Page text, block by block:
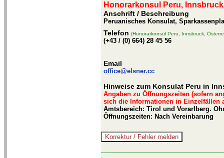
Honorarkonsul Peru,
Anschrift / Beschreibung
Peruanisches Konsulat,
Telefon (Honorarkonsul Peru, Innsbruck,
(+43 / (0) 664) 28 45 56
Email
office@elsner.cc
Hinweise zum Konsulat Peru in
Angaben zu Öffnungszeiten (sofern
sich die Informationen in Einzelfällen
Amtsbereich: Tirol und Vorarlberg.
Öffnungszeiten: Nach Vereinbarung